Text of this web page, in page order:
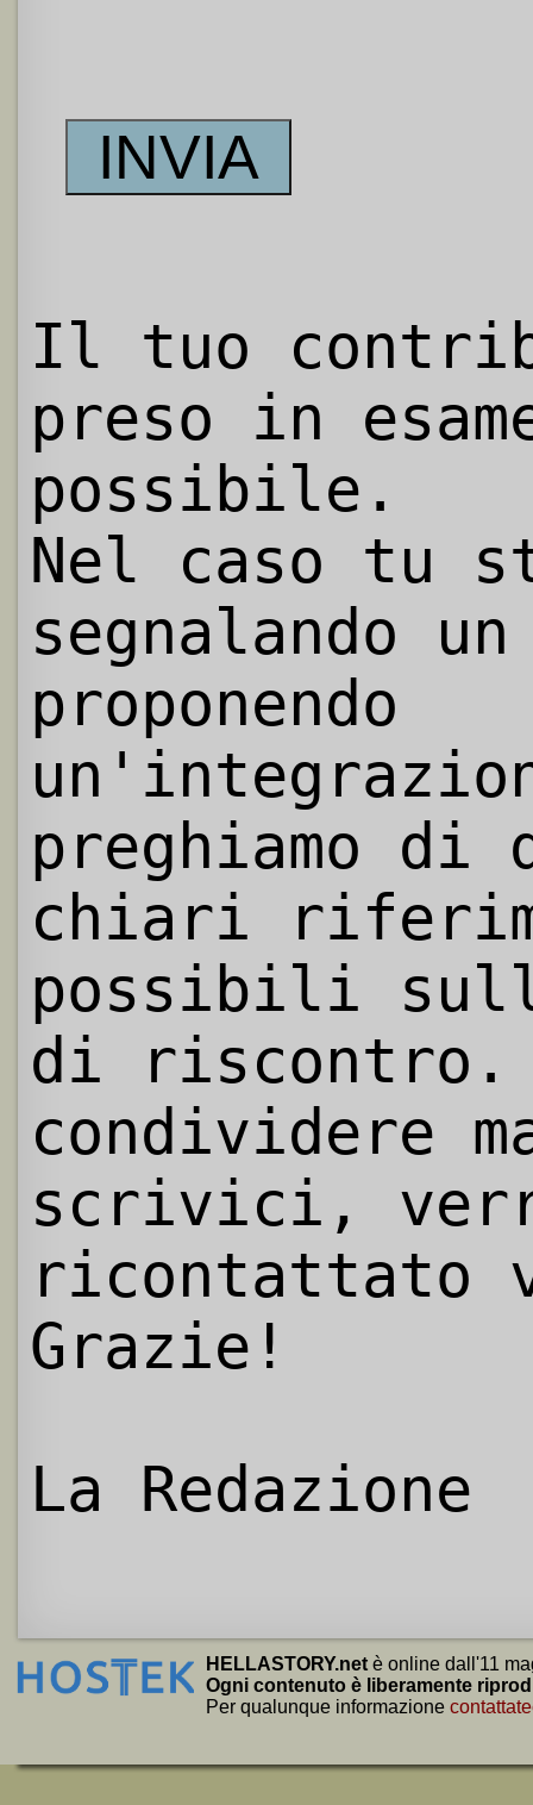
Il tuo
preso in
possibile.
Nel caso tu
segnalando
proponendo
preghiamo
chiari
possibili
di riscontro.
condividere
scrivici,
ricontattato
Grazie!
La Redazione
HELLASTORY.net è online dall'11
Ogni contenuto è liberamente
Per qualunque informazione